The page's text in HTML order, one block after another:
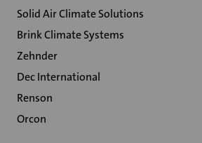
Solid Air Climate Solutions
Brink Climate Systems
Zehnder
Dec International
Renson
Orcon